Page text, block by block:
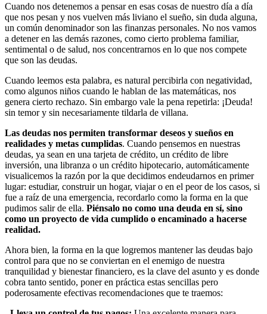
Cuando nos detenemos a pensar en esas cosas de nuestro día a día
que nos pesan y nos vuelven más liviano el sueño, sin duda alguna,
un común denominador son las finanzas personales. No nos vamos
a detener en las demás razones, como cierto problema familiar,
sentimental o de salud, nos concentrarnos en lo que nos compete
que son las deudas.
Cuando leemos esta palabra, es natural percibirla con negatividad,
como algunos niños cuando le hablan de las matemáticas, nos
genera cierto rechazo. Sin embargo vale la pena repetirla: ¡Deuda!
sin temor y sin necesariamente tildarla de villana.
Las deudas nos permiten transformar deseos y sueños en
realidades y metas cumplidas. Cuando pensemos en nuestras
deudas, ya sean en una tarjeta de crédito, un crédito de libre
inversión, una libranza o un crédito hipotecario, automáticamente
visualicemos la razón por la que decidimos endeudarnos en primer
lugar: estudiar, construir un hogar, viajar o en el peor de los casos, si
fue a raíz de una emergencia, recordarlo como la forma en la que
pudimos salir de ella. Piénsalo no como una deuda en sí, sino
como un proyecto de vida cumplido o encaminado a hacerse
realidad.
Ahora bien, la forma en la que logremos mantener las deudas bajo
control para que no se conviertan en el enemigo de nuestra
tranquilidad y bienestar financiero, es la clave del asunto y es donde
cobra tanto sentido, poner en práctica estas sencillas pero
poderosamente efectivas recomendaciones que te traemos: